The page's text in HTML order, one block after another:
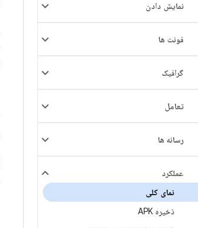
نمایش دادن
فونت ها
گرافیک
تعامل
رسانه ها
عملکرد
نمای کلی
ذخیره APK